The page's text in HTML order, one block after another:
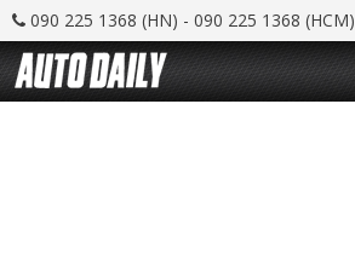
090 225 1368 (HN) - 090 225 1368 (HCM)